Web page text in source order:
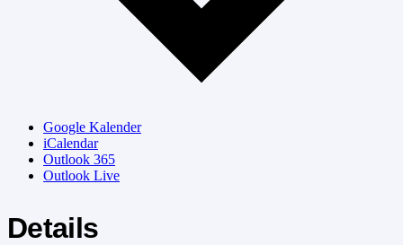
Google Kalender
iCalendar
Outlook 365
Outlook Live
Details